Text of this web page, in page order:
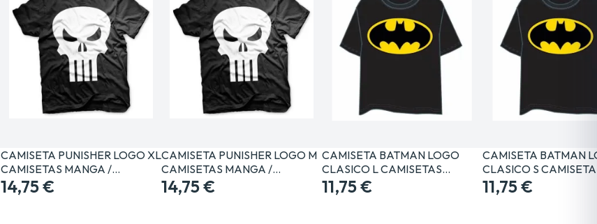
CAMISETA PUNISHER LOGO XL
CAMISETAS MANGA /…
14,75 €
CAMISETA PUNISHER LOGO M
CAMISETAS MANGA /…
14,75 €
CAMISETA BATMAN LOGO
CLASICO L CAMISETAS…
11,75 €
CAMISETA BATMAN
CLASICO S
11,75 €